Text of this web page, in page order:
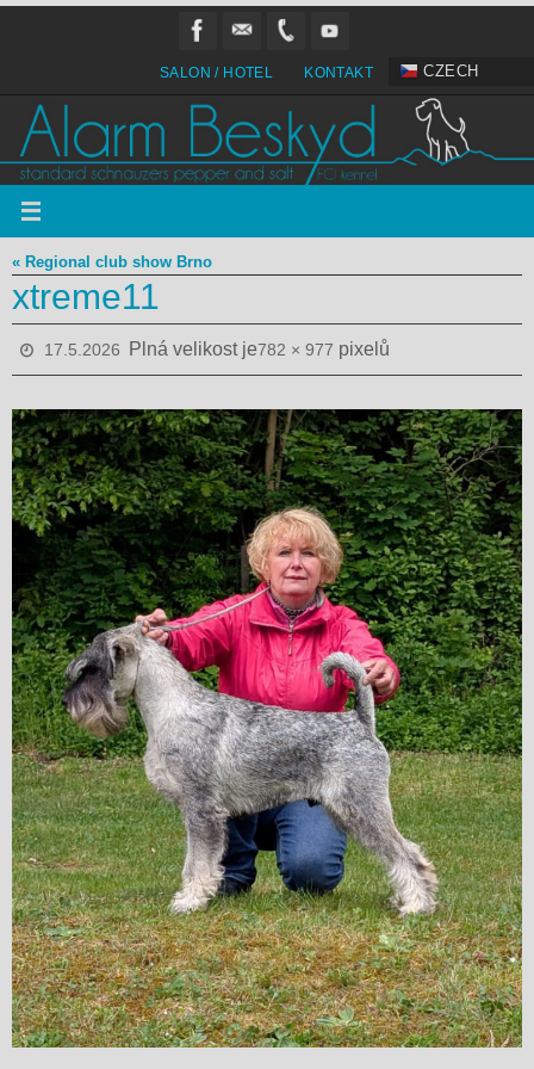
SALON / HOTEL KONTAKT CZECH
« Regional club show Brno
xtreme11
17.5.2026 Plná velikost je782 × 977 pixelů